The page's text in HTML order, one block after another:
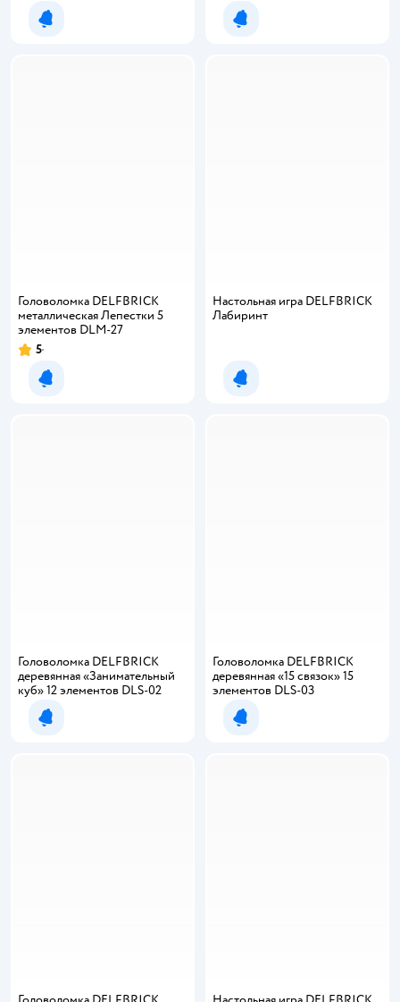
Уведомить о появлении Уведомить о появлении
Головоломка DELFBRICK
металлическая Лепестки 5
элементов DLM-27
Рейтинг:
5
Уведомить о появлении
Настольная игра DELFBRICK
Лабиринт
Уведомить о появлении
Головоломка DELFBRICK
деревянная «Занимательный
куб‎» 12 элементов DLS-02
Уведомить о появлении
Головоломка DELFBRICK
деревянная «15 связок‎» 15
элементов DLS-03
Уведомить о появлении